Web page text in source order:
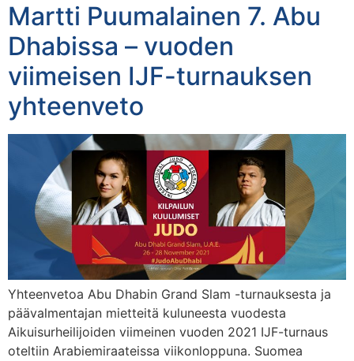
Martti Puumalainen 7. Abu
Dhabissa – vuoden
viimeisen IJF-turnauksen
yhteenveto
Yhteenvetoa Abu Dhabin Grand Slam -turnauksesta ja
päävalmentajan mietteitä kuluneesta vuodesta
Aikuisurheilijoiden viimeinen vuoden 2021 IJF-turnaus
oteltiin Arabiemiraateissa viikonloppuna. Suomea